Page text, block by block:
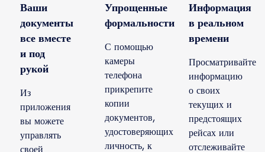
Ваши
документы
все вместе
и под
рукой
Из
приложения
вы можете
управлять
своей
Упрощенные
формальности
С помощью
камеры
телефона
прикрепите
копии
документов,
удостоверяющих
личность, к
Информация
в реальном
времени
Просматривайте
информацию
о своих
текущих и
предстоящих
рейсах или
отслеживайте